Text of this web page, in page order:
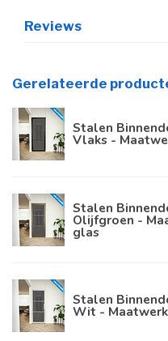
Reviews
Gerelateerde
Stalen
Vlaks -
Stalen
Olijfgroen -
glas
Stalen
Wit -